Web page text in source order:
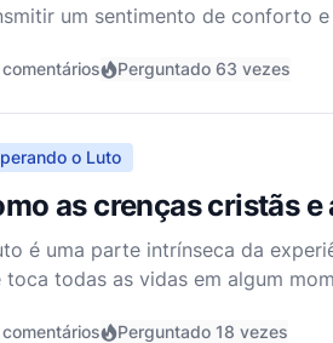
um sentimento de conforto
prin
Perguntado 63 vezes
o Luto
as crenças cristãs
é uma parte intrínseca da
toca todas as vidas em algum
Perguntado 18 vezes